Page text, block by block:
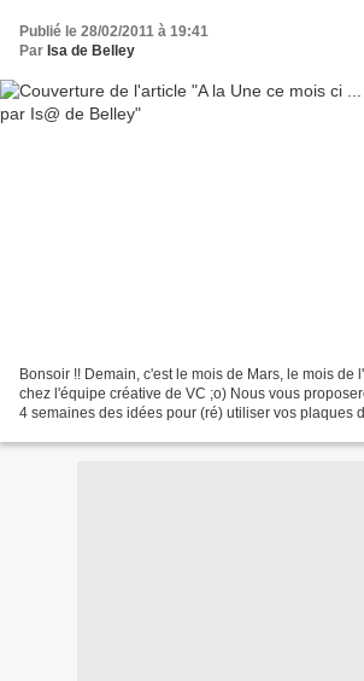
Publié le 28/02/2011 à 19:41
Par Isa de Belley
Bonsoir !! Demain, c'est le mois de Mars, le mois de
chez l'équipe créative de VC ;o) Nous vous
4 semaines des idées pour (ré) utiliser vos plaques